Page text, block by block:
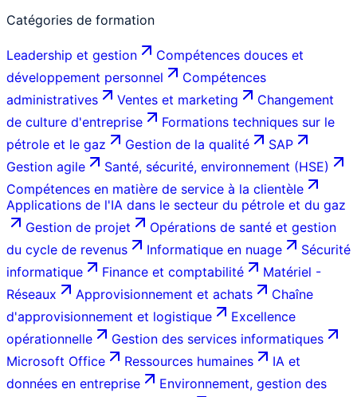
Catégories de formation
Leadership et gestion
Compétences douces et
développement personnel
Compétences
administratives
Ventes et marketing
Changement
de culture d'entreprise
Formations techniques sur le
pétrole et le gaz
Gestion de la qualité
SAP
Gestion agile
Santé, sécurité, environnement (HSE)
Compétences en matière de service à la clientèle
Applications de l'IA dans le secteur du pétrole et du gaz
Gestion de projet
Opérations de santé et gestion
du cycle de revenus
Informatique en nuage
Sécurité
informatique
Finance et comptabilité
Matériel -
Réseaux
Approvisionnement et achats
Chaîne
d'approvisionnement et logistique
Excellence
opérationnelle
Gestion des services informatiques
Microsoft Office
Ressources humaines
IA et
données en entreprise
Environnement, gestion des